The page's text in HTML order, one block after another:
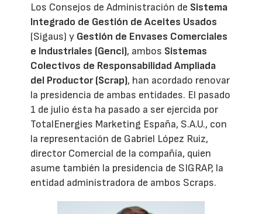
Los Consejos de Administración de Sistema
Integrado de Gestión de Aceites Usados
(Sigaus) y Gestión de Envases Comerciales
e Industriales (Genci), ambos Sistemas
Colectivos de Responsabilidad Ampliada
del Productor (Scrap), han acordado renovar
la presidencia de ambas entidades. El pasado
1 de julio ésta ha pasado a ser ejercida por
TotalEnergies Marketing España, S.A.U., con
la representación de Gabriel López Ruiz,
director Comercial de la compañía, quien
asume también la presidencia de SIGRAP, la
entidad administradora de ambos Scraps.